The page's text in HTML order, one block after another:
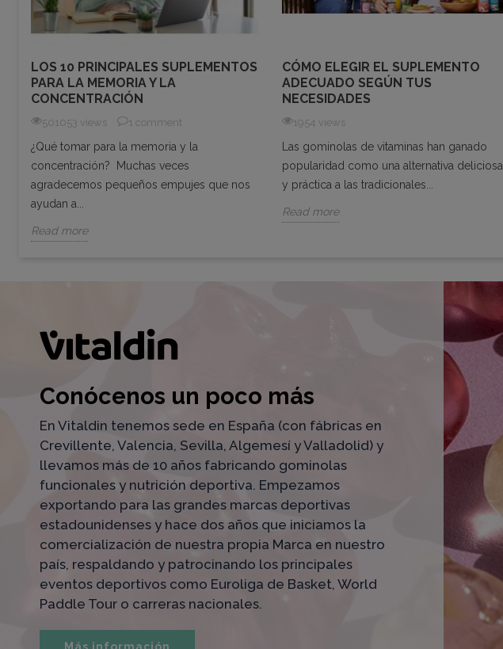
LOS 10 PRINCIPALES SUPLEMENTOS
PARA LA MEMORIA Y LA
CONCENTRACIÓN
501053 views 1 comment
¿Qué tomar para la memoria y la
concentración? Muchas veces
agradecemos pequeños empujes que nos
ayudan a...
Read more
CÓMO ELEGIR EL SUPLEMENTO
ADECUADO SEGÚN TUS
NECESIDADES
1954 views
Las gominolas de vitaminas han ganado
popularidad como una alternativa deliciosa
y práctica a las tradicionales...
Read more
Conócenos un poco más
En Vitaldin tenemos sede en España (con fábricas en
Crevillente, Valencia, Sevilla, Algemesí y Valladolid) y
llevamos más de 10 años fabricando gominolas
funcionales y nutrición deportiva. Empezamos
exportando para las grandes marcas deportivas
estadounidenses y hace dos años que iniciamos la
comercialización de nuestra propia Marca en nuestro
país, respaldando y patrocinando los principales
eventos deportivos como Euroliga de Basket, World
Paddle Tour o carreras nacionales.